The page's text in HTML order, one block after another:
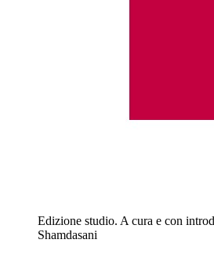
Edizione studio. A cura e con
Shamdasani